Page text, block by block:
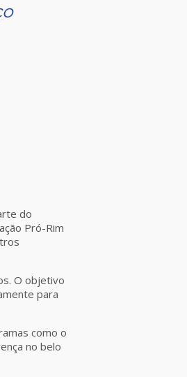
do
Pró-Rim
O objetivo
para
como o
no belo